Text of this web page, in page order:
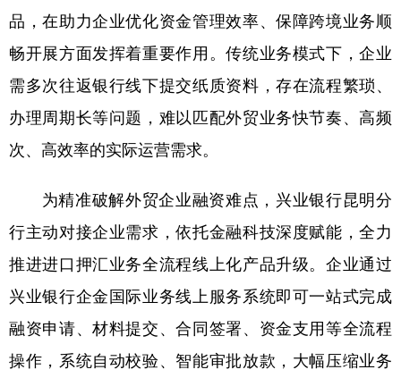
品，在助力企业优化资金管理效率、保障跨境业务顺
畅开展方面发挥着重要作用。传统业务模式下，企业
需多次往返银行线下提交纸质资料，存在流程繁琐、
办理周期长等问题，难以匹配外贸业务快节奏、高频
次、高效率的实际运营需求。
为精准破解外贸企业融资难点，兴业银行昆明分
行主动对接企业需求，依托金融科技深度赋能，全力
推进进口押汇业务全流程线上化产品升级。企业通过
兴业银行企金国际业务线上服务系统即可一站式完成
融资申请、材料提交、合同签署、资金支用等全流程
操作，系统自动校验、智能审批放款，大幅压缩业务